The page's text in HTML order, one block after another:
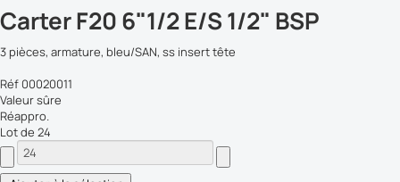
Carter F20 6"1/2 E/S 1/2" BSP
3 pièces, armature, bleu/SAN, ss insert tête
Réf 00020011
Valeur sûre
Réappro.
Lot de 24